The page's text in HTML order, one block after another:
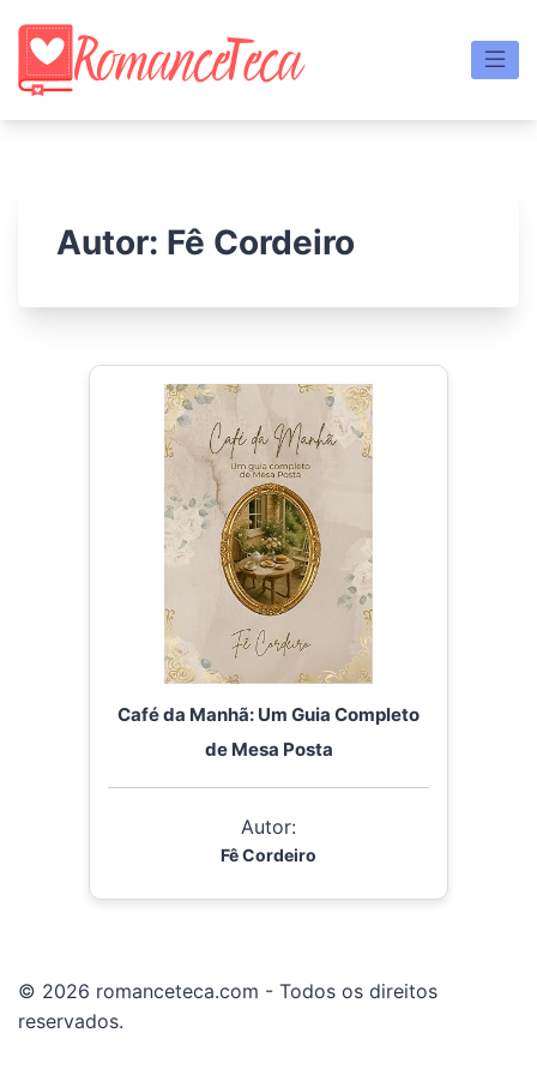
content
Autor: Fê Cordeiro
Café da Manhã: Um Guia Completo
de Mesa Posta
Autor:
Fê Cordeiro
© 2026 romanceteca.com - Todos os direitos
reservados.